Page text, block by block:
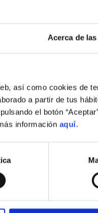
Acerca de
así como cookies de
a partir de tus
el botón
información aquí.